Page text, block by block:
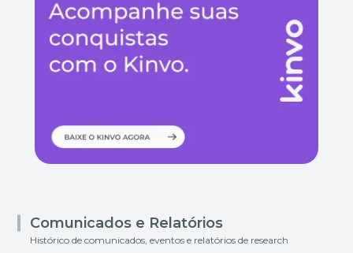
Comunicados e Relatórios
Histórico de comunicados, eventos e relatórios de research